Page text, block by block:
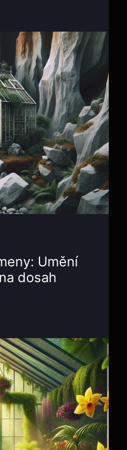
Umění
dosah